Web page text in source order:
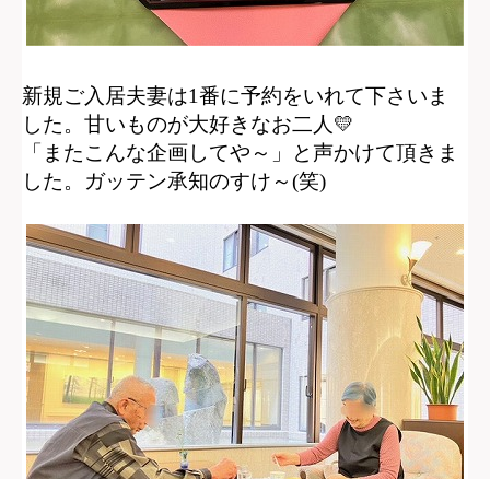
新規ご入居夫妻は1番に予約をいれて下さいま
した。 甘いものが大好きなお二人💛
「またこんな企画してや～」
と声かけて頂きま
した。 ガッテン承知のすけ～(笑)